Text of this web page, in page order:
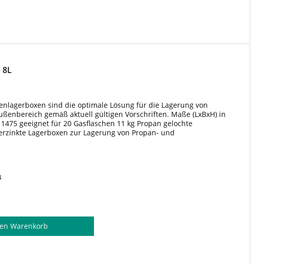
4x 33kg
8L
sind die optimale Lösung für die Lagerung von
gemäß aktuell gültigen Vorschriften. Maße (LxBxH) in
geeignet für 20 Gasflaschen 11 kg Propan gelochte
Lagerboxen zur Lagerung von Propan- und
im Innen- und Außenbereich. Die Lagerboxen bestehen aus
Warenkorb